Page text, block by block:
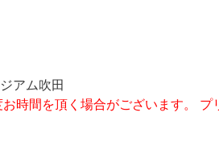
アム吹田
時間を頂く場合がございます。 プ